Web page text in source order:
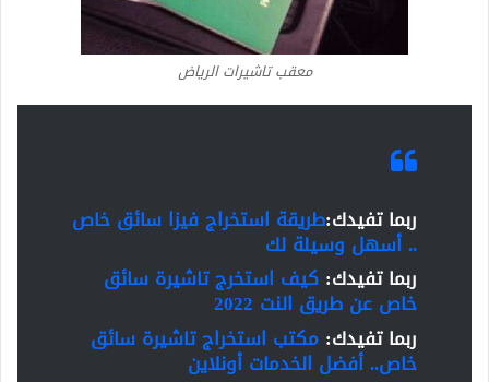
معقب تاشيرات الرياض
ربما تفيدك:طريقة استخراج فيزا سائق خاص
.. أسهل وسيلة لك
ربما تفيدك: كيف استخرج تاشيرة سائق
خاص عن طريق النت 2022
ربما تفيدك: مكتب استخراج تاشيرة سائق
خاص.. أفضل الخدمات أونلاين